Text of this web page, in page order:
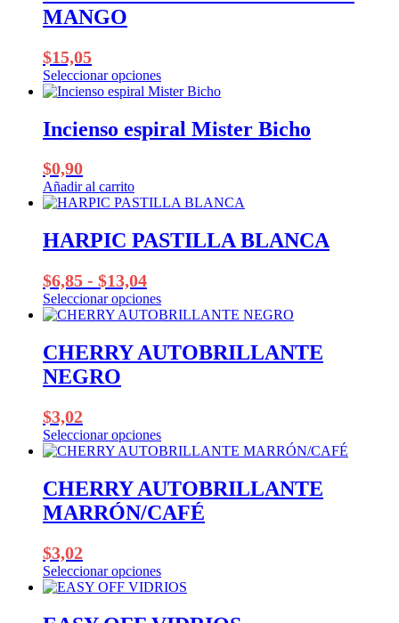
MANGO
$15,05
Seleccionar opciones
Este
tiene
múltiples
Las
opciones
se
elegir
en
página
de
producto
Incienso espiral Mister Bicho
$0,90
Añadir al carrito
HARPIC PASTILLA BLANCA
$6,85 - $13,04Rango
de
precios:
desde
$6,85
Seleccionar opciones
Este
tiene
múltiples
variantes.
opciones
se
pueden
elegir
la
página
de
CHERRY AUTOBRILLANTE
NEGRO
$3,02
Seleccionar opciones
Este
tiene
múltiples
variantes.
opciones
se
pueden
elegir
CHERRY AUTOBRILLANTE
MARRÓN/CAFÉ
$3,02
Seleccionar opciones
Este
tiene